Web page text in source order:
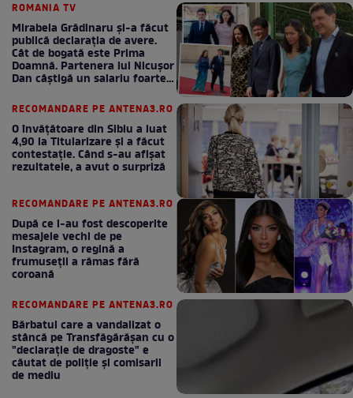
ROMANIA TV
Mirabela Grădinaru și-a făcut
publică declarația de avere.
Cât de bogată este Prima
Doamnă. Partenera lui Nicușor
Dan câștigă un salariu foarte
RECOMANDARE PE ANTENA3.RO
O învățătoare din Sibiu a luat
4,90 la Titularizare și a făcut
contestație. Când s-au afișat
rezultatele, a avut o surpriză
RECOMANDARE PE ANTENA3.RO
După ce i-au fost descoperite
mesajele vechi de pe
Instagram, o regină a
frumuseții a rămas fără
coroană
RECOMANDARE PE ANTENA3.RO
Bărbatul care a vandalizat o
stâncă pe Transfăgărășan cu o
"declaraţie de dragoste" e
căutat de poliție și comisarii
de mediu